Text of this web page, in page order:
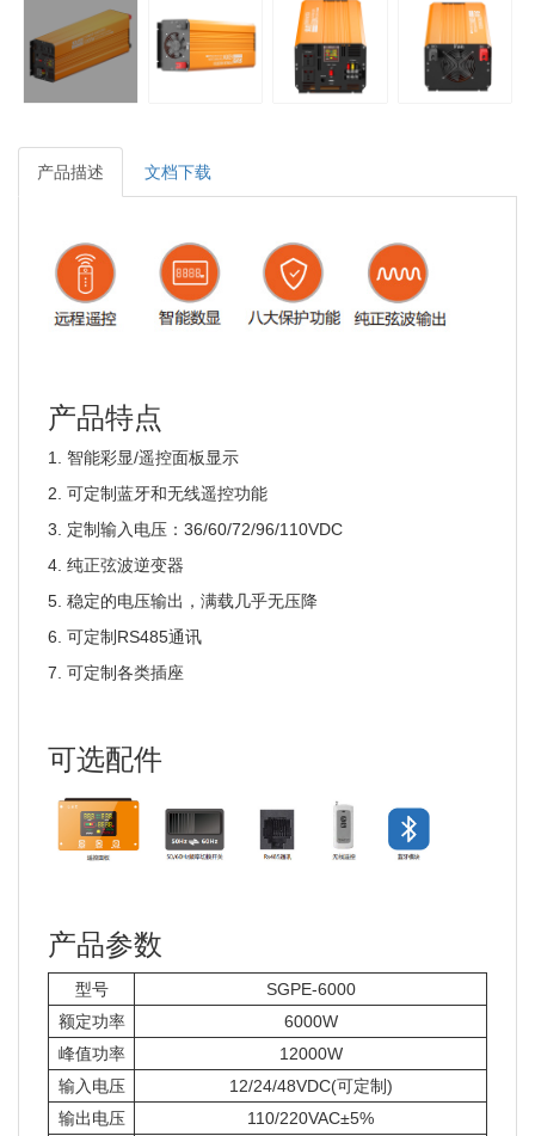
产品描述 文档下载
产品特点
1. 智能彩显/遥控面板显示
2. 可定制蓝牙和无线遥控功能
3. 定制输入电压：36/60/72/96/110VDC
4. 纯正弦波逆变器
5. 稳定的电压输出，满载几乎无压降
6. 可定制RS485通讯
7. 可定制各类插座
可选配件
产品参数
型号
SGPE-6000
额定功率
6000W
峰值功率
12000W
输入电压
12/24/48VDC(可定制)
输出电压
110/220VAC±5%